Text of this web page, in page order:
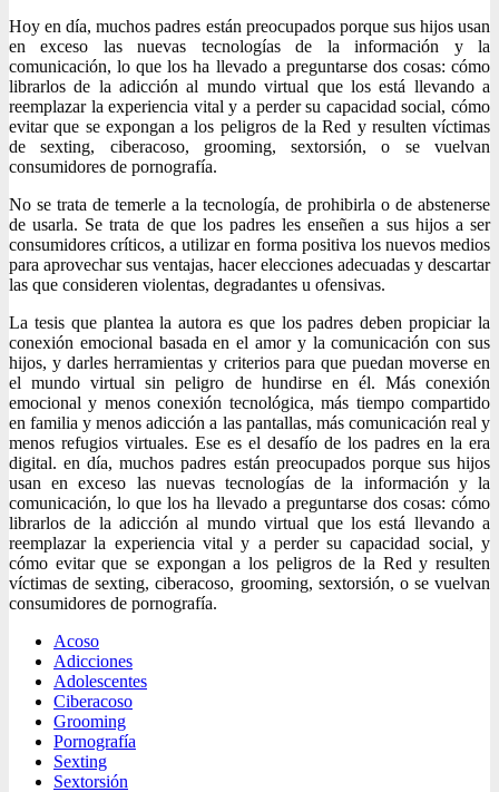
Hoy en día, muchos padres están preocupados porque sus hijos usan
en exceso las nuevas tecnologías de la información y la
comunicación, lo que los ha llevado a preguntarse dos cosas: cómo
librarlos de la adicción al mundo virtual que los está llevando a
reemplazar la experiencia vital y a perder su capacidad social, cómo
evitar que se expongan a los peligros de la Red y resulten víctimas
de sexting, ciberacoso, grooming, sextorsión, o se vuelvan
consumidores de pornografía.
No se trata de temerle a la tecnología, de prohibirla o de abstenerse
de usarla. Se trata de que los padres les enseñen a sus hijos a ser
consumidores críticos, a utilizar en forma positiva los nuevos medios
para aprovechar sus ventajas, hacer elecciones adecuadas y descartar
las que consideren violentas, degradantes u ofensivas.
La tesis que plantea la autora es que los padres deben propiciar la
conexión emocional basada en el amor y la comunicación con sus
hijos, y darles herramientas y criterios para que puedan moverse en
el mundo virtual sin peligro de hundirse en él. Más conexión
emocional y menos conexión tecnológica, más tiempo compartido
en familia y menos adicción a las pantallas, más comunicación real y
menos refugios virtuales. Ese es el desafío de los padres en la era
digital. en día, muchos padres están preocupados porque sus hijos
usan en exceso las nuevas tecnologías de la información y la
comunicación, lo que los ha llevado a preguntarse dos cosas: cómo
librarlos de la adicción al mundo virtual que los está llevando a
reemplazar la experiencia vital y a perder su capacidad social, y
cómo evitar que se expongan a los peligros de la Red y resulten
víctimas de sexting, ciberacoso, grooming, sextorsión, o se vuelvan
consumidores de pornografía.
Acoso
Adicciones
Adolescentes
Ciberacoso
Grooming
Pornografía
Sexting
Sextorsión